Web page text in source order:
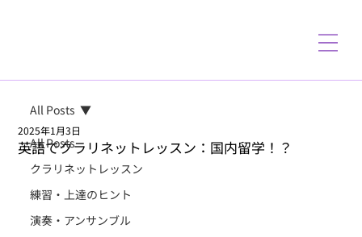
All Posts
クラリネットレッスン
練習・上達のヒント
演奏・アンサンブル
All Posts
英語でクラリネットレッスン：国内留学！？
2025年1月3日